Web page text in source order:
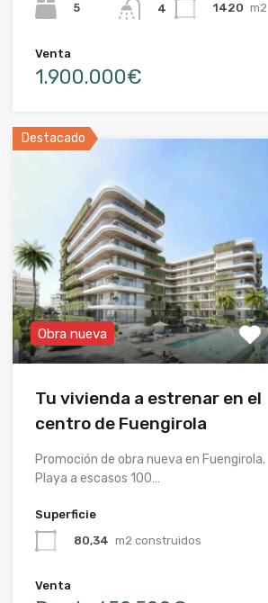
5
4
1420 m2
Venta
1.900.000€
Destacado
Obra nueva
Tu vivienda a estrenar en el
centro de Fuengirola
Promoción de obra nueva en Fuengirola.
Playa a escasos 100…
Superficie
80,34 m2 construidos
Venta